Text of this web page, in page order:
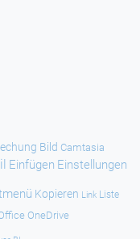
Bild Camtasia
Einfügen Einstellungen
Kopieren Link Liste
OneDrive